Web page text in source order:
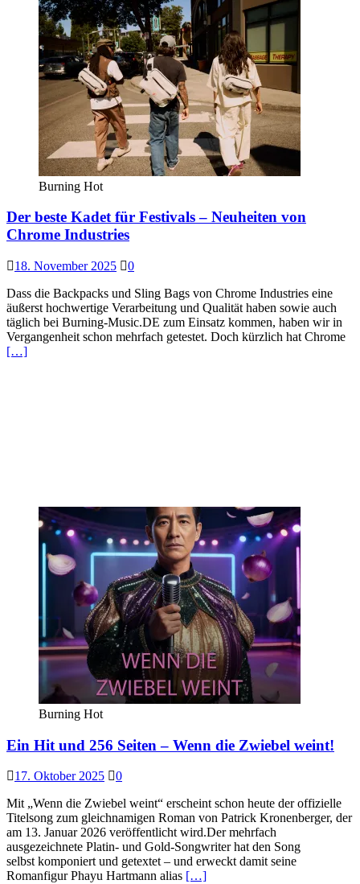
Burning Hot
Der beste Kadet für Festivals – Neuheiten von
Chrome Industries
18. November 2025
0
Dass die Backpacks und Sling Bags von Chrome Industries eine
äußerst hochwertige Verarbeitung und Qualität haben sowie auch
täglich bei Burning-Music.DE zum Einsatz kommen, haben wir in
Vergangenheit schon mehrfach getestet. Doch kürzlich hat Chrome
[…]
Burning Hot
Ein Hit und 256 Seiten – Wenn die Zwiebel weint!
17. Oktober 2025
0
Mit „Wenn die Zwiebel weint“ erscheint schon heute der offizielle
Titelsong zum gleichnamigen Roman von Patrick Kronenberger, der
am 13. Januar 2026 veröffentlicht wird.Der mehrfach
ausgezeichnete Platin- und Gold-Songwriter hat den Song
selbst komponiert und getextet – und erweckt damit seine
Romanfigur Phayu Hartmann alias […]